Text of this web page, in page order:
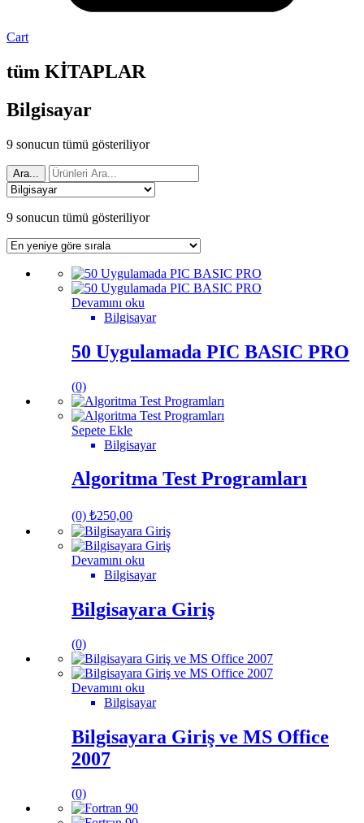
Cart
tüm KİTAPLAR
Bilgisayar
9 sonucun tümü gösteriliyorEn
sıralandı
Ara...
9 sonucun tümü gösteriliyorEn
Devamını oku
Bilgisayar
50 Uygulamada PIC BASIC PRO
(0)
Sepete Ekle
Bilgisayar
Algoritma Test Programları
(0) ₺250,00
Devamını oku
Bilgisayar
Bilgisayara Giriş
(0)
Devamını oku
Bilgisayar
Bilgisayara Giriş ve MS Office
2007
(0)